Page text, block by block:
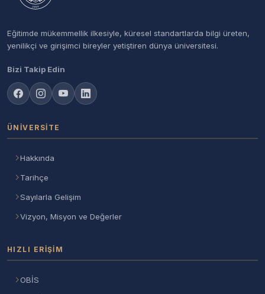
Eğitimde mükemmellik ilkesiyle, küresel standartlarda bilgi üreten,
yenilikçi ve girişimci bireyler yetiştiren dünya üniversitesi.
Bizi Takip Edin
ÜNIVERSITE
Hakkında
Tarihçe
Sayılarla Gelişim
Vizyon, Misyon ve Değerler
HIZLI ERIŞIM
OBİS